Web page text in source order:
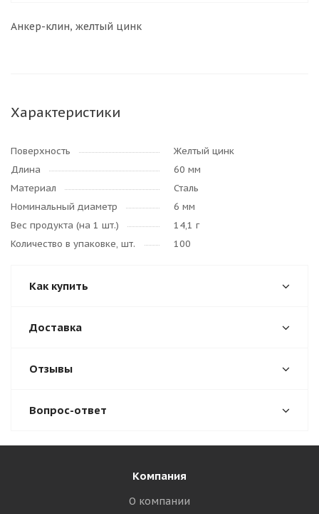
Анкер-клин, желтый цинк
Характеристики
Поверхность
Желтый цинк
Длина
60 мм
Материал
Сталь
Номинальный диаметр
6 мм
Вес продукта (на 1 шт.)
14,1 г
Количество в упаковке, шт.
100
Как купить
Доставка
Отзывы
Вопрос-ответ
Компания
О компании